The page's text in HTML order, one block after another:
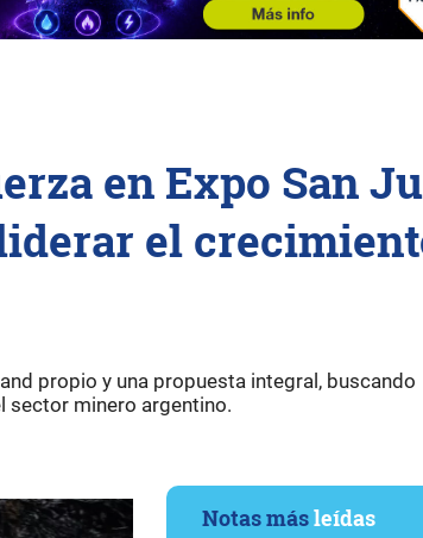
en Expo San
el
propio y una propuesta integral, buscando
sector minero argentino.
Notas másleídas